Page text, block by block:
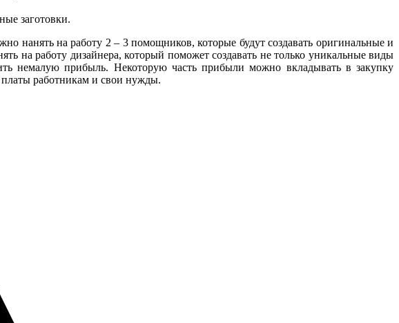
заготовки.
нанять на работу 2 – 3 помощников, которые будут создавать оригинальные и
на работу дизайнера, который поможет создавать не только уникальные виды
немалую прибыль. Некоторую часть прибыли можно вкладывать в закупку
работникам и свои нужды.